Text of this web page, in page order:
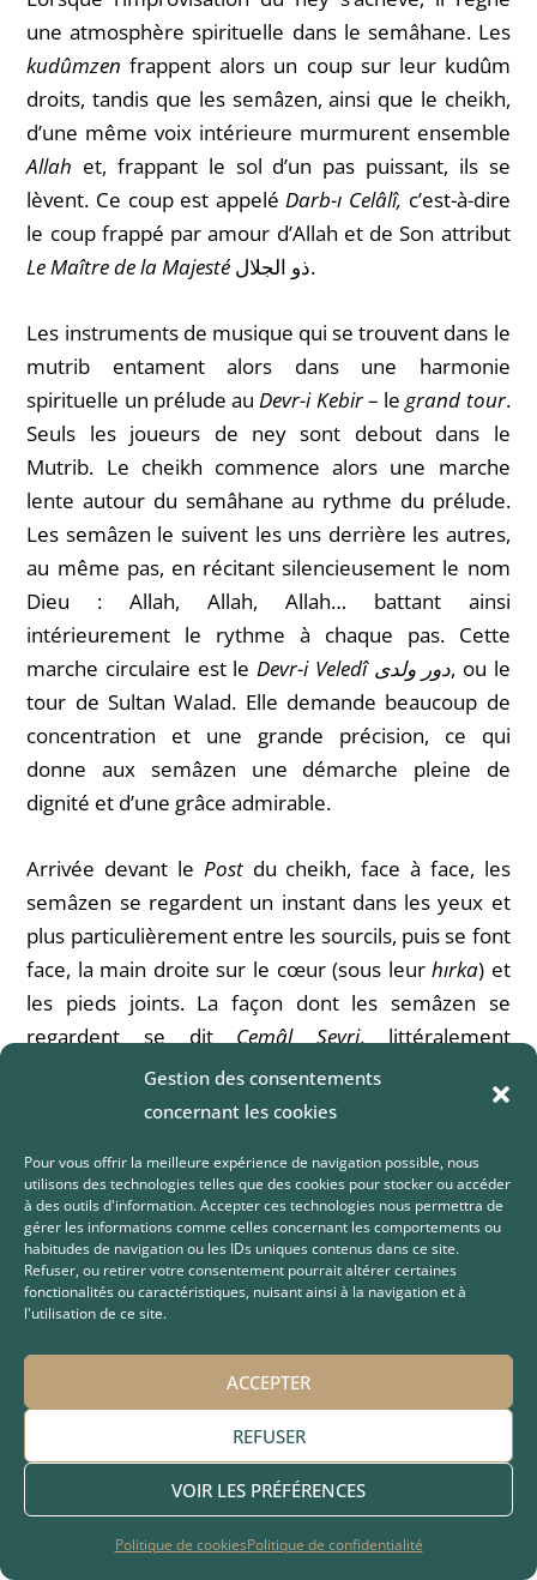
Gestion des consentements
concernant les cookies
Pour vous offrir la meilleure expérience de navigation possible, nous
utilisons des technologies telles que des cookies pour stocker ou accéder
à des outils d'information. Accepter ces technologies nous permettra de
gérer les informations comme celles concernant les comportements ou
habitudes de navigation ou les IDs uniques contenus dans ce site.
Refuser, ou retirer votre consentement pourrait altérer certaines
fonctionalités ou caractéristiques, nuisant ainsi à la navigation et à
l'utilisation de ce site.
ACCEPTER
REFUSER
VOIR LES PRÉFÉRENCES
Politique de cookiesPolitique de confidentialité
une atmosphère spirituelle dans le semâhane. Les
kudûmzen frappent alors un coup sur leur kudûm
droits, tandis que les semâzen, ainsi que le cheikh,
d’une même voix intérieure murmurent ensemble
Allah et, frappant le sol d’un pas puissant, ils se
lèvent. Ce coup est appeléDarb-ı Celâlî, c’est-à-dire
le coup frappé par amour d’Allah et de Son attribut
Le Maître de la Majesté
ذو الجلال.
Les instruments de musique qui se trouvent dans le
mutrib entament alors dans une harmonie
spirituelle un prélude auDevr-i Kebir– legrand tour.
Seuls les joueurs de ney sont debout dans le
Mutrib. Le cheikh commence alors une marche
lente autour du semâhane au rythme du prélude.
Les semâzen le suivent les uns derrière les autres,
au même pas, en récitant silencieusement le nom
Dieu : Allah, Allah, Allah… battant ainsi
intérieurement le rythme à chaque pas. Cette
marche circulaire est le
Devr-i Veledî دور ولدی, ou le
tour de Sultan Walad. Elle demande beaucoup de
concentration et une grande précision, ce qui
donne aux semâzen une démarche pleine de
dignité et d’une grâce admirable.
Arrivée devant le Postdu cheikh, face à face, les
semâzen se regardent un instant dans les yeux et
plus particulièrement entre les sourcils, puis se font
face, la main droite sur le cœur (sous leurhırka) et
les pieds joints. La façon dont les semâzen se
regardent se ditCemâl Seyri, littéralement
contemplation de la face, puis la salutation mutuelle
la main sur le coeur se ditNiyâz Cemâl Cemâle
consécration du souffle divin et de la présence de la
perfection de l’être absolu dans l’être humain. En
même temps, c’est une prière pour qu’Allah Tout-
puissant manifeste Son attribut
As-Salâm السّلام
Paix. Cette marche circulaire est répétée ainsi trois
des semâzen de se saluer mutuellement.
La cérémonie du Semâ et les salutations :
Le Semâ symbolise le mi’râj المعراج, le voyage
spirituel des cân, qui dans cette ascension se